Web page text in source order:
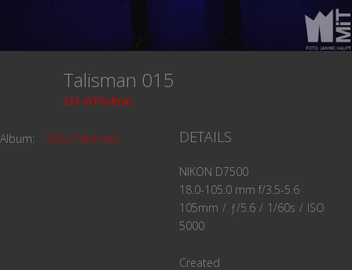
Talisman 015
SM-WPAdmin
Album: 2022-Talisman DETAILS
NIKON D7500
18.0-105.0 mm f/3.5-5.6
105mm / ƒ/5.6 / 1/60s / ISO
5000
Created